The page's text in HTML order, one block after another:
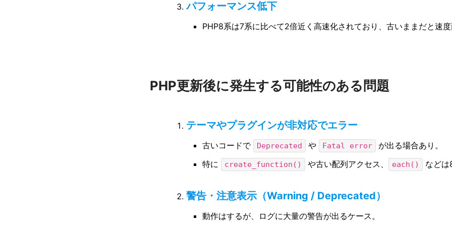
パフォーマンス低下
PHP8系は7系に比べて2倍近く高速化されており、古いままだと速度
PHP更新後に発生する可能性のある問題
テーマやプラグインが非対応でエラー
古いコードで Deprecated や Fatal error
が出る場合あり。
特に
create_function() や古い配列アクセス、 each() などは
警告・注意表示（Warning / Deprecated）
動作はするが、ログに大量の警告が出るケース。